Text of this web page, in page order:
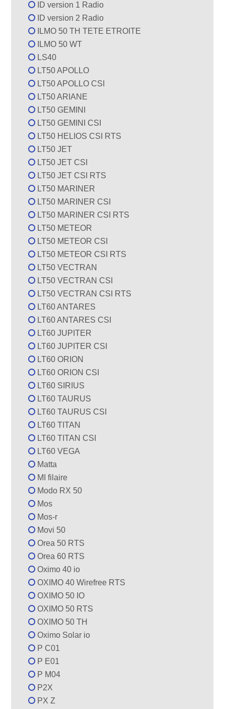
ID version 1 Radio
ID version 2 Radio
ILMO 50 TH TETE ETROITE
ILMO 50 WT
LS40
LT50 APOLLO
LT50 APOLLO CSI
LT50 ARIANE
LT50 GEMINI
LT50 GEMINI CSI
LT50 HELIOS CSI RTS
LT50 JET
LT50 JET CSI
LT50 JET CSI RTS
LT50 MARINER
LT50 MARINER CSI
LT50 MARINER CSI RTS
LT50 METEOR
LT50 METEOR CSI
LT50 METEOR CSI RTS
LT50 VECTRAN
LT50 VECTRAN CSI
LT50 VECTRAN CSI RTS
LT60 ANTARES
LT60 ANTARES CSI
LT60 JUPITER
LT60 JUPITER CSI
LT60 ORION
LT60 ORION CSI
LT60 SIRIUS
LT60 TAURUS
LT60 TAURUS CSI
LT60 TITAN
LT60 TITAN CSI
LT60 VEGA
Matta
MI filaire
Modo RX 50
Mos
Mos-r
Movi 50
Orea 50 RTS
Orea 60 RTS
Oximo 40 io
OXIMO 40 Wirefree RTS
OXIMO 50 IO
OXIMO 50 RTS
OXIMO 50 TH
Oximo Solar io
P C01
P E01
P M04
P2X
PX Z